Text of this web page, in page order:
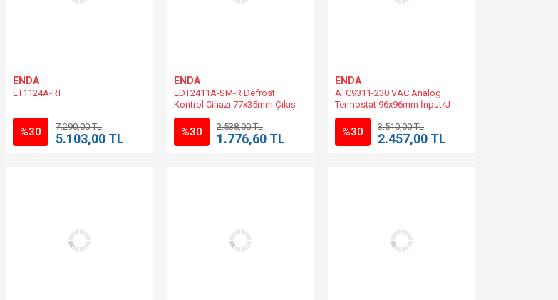
ENDA
ET1124A-RT
%30 7.290,00 TL
5.103,00 TL
ENDA
EDT2411A-SM-R Defrost
Kontrol Cihazı 77x35mm Çıkış
Kontağı/8A 10-30V DC/8-24V AC
| EDT2411A-LV-08 Muadili
%30 2.538,00 TL
1.776,60 TL
ENDA
ATC9311-230 VAC Analog
Termostat 96x96mm İnput/J
230V AC +%10 -%20 ENDA |
ATC9311-230-FE Muadili
%30 3.510,00 TL
2.457,00 TL